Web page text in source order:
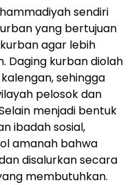
sendiri
yang bertujuan
agar lebih
Daging kurban diolah
sehingga
pelosok dan
menjadi bentuk
ibadah sosial,
amanah bahwa
disalurkan secara
membutuhkan.